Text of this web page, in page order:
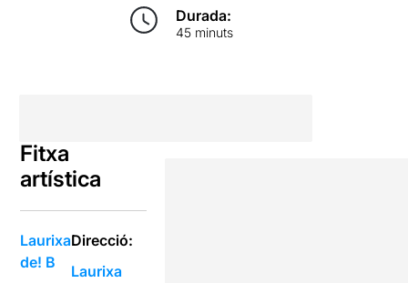
Durada:
45 minuts
Fitxa
artística
Laurixa
de! B
Direcció:
Laurixa